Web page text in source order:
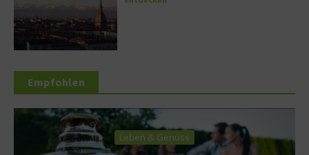
Empfohlen
Leben & Genuss